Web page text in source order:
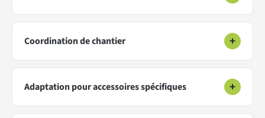
Coordination de chantier +
Adaptation pour accessoires spécifiques +